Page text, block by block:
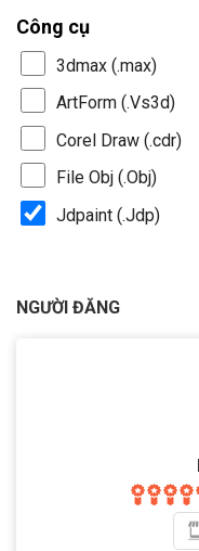
Công cụ
3dmax (.max)
ArtForm (.Vs3d)
Corel Draw (.cdr)
File Obj (.Obj)
Jdpaint (.Jdp)
NGƯỜI ĐĂNG